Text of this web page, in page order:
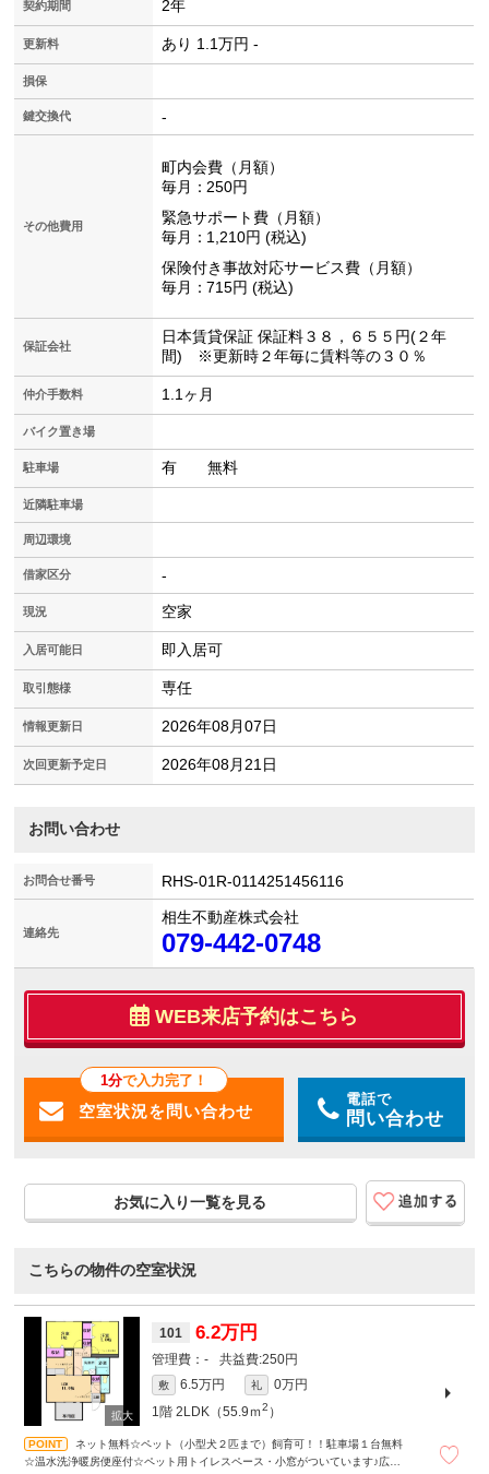
契約期間 2年
更新料 あり 1.1万円 -
損保
鍵交換代 -
その他費用
町内会費（月額）
毎月
250円
緊急サポート費（月額）
毎月
1,210円
税込
保険付き事故対応サービス費（月額）
毎月
715円 税込
保証会社
日本賃貸保証 保証料３８，６５５円(２年
間) ※更新時２年毎に賃料等の３０％
仲介手数料 1.1ヶ月
バイク置き場
駐車場 有 無料
近隣駐車場
周辺環境
借家区分 -
現況 空家
入居可能日 即入居可
取引態様 専任
情報更新日 2026年08月07日
次回更新予定日 2026年08月21日
お問い合わせ
お問合せ番号 RHS-01R-0114251456116
連絡先
相生不動産株式会社
079-442-0748
WEB来店予約はこちら
1分で入力完了！
電話で
問い合わせ
お気に入り一覧を見る
こちらの物件の空室状況
101 6.2万円
- 250円
敷 6.5万円 礼
0万円
1階 2LDK（55.9ｍ2 ）
ネット無料☆ペット（小型犬２匹まで）飼育可！！駐車場１台無料
☆温水洗浄暖房便座付☆ペット用トイレスペース・小窓がついています♪広いＷ